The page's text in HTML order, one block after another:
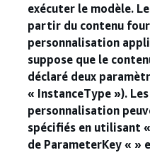
exécuter le modèle.
partir du contenu
personnalisation
suppose que le
déclaré deux
« InstanceType »).
personnalisation
spécifiés en utilisant
de ParameterKey « »